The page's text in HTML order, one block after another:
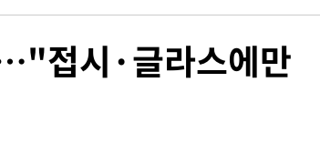
접시·글라스에만